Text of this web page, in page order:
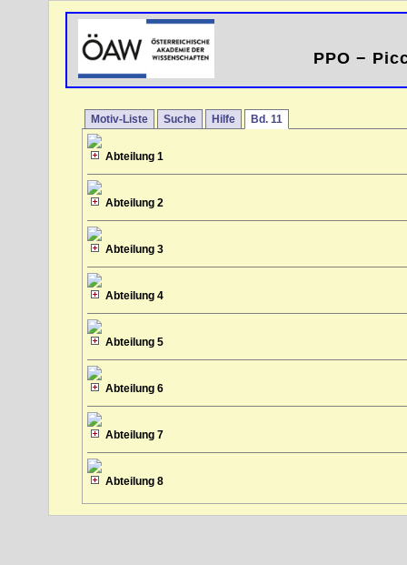
PPO −
Motiv-Liste Suche Hilfe Bd. 11
Abteilung 1
Abteilung 2
Abteilung 3
Abteilung 4
Abteilung 5
Abteilung 6
Abteilung 7
Abteilung 8